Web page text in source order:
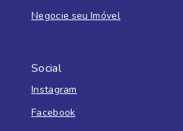
Negocie seu Imóvel
Social
Instagram
Facebook